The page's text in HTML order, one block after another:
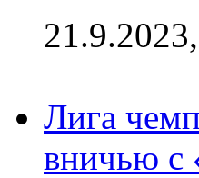
Лига
вничью с